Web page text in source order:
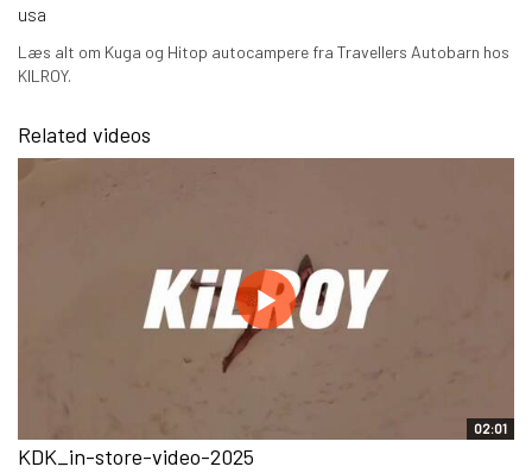
usa
Læs alt om Kuga og Hitop autocampere fra Travellers Autobarn hos
KILROY.
Related videos
02:01
KDK_in-store-video-2025